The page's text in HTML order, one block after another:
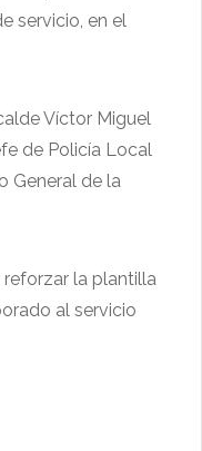
servicio, en el
Víctor Miguel
de Policía Local
General de la
reforzar la plantilla
al servicio